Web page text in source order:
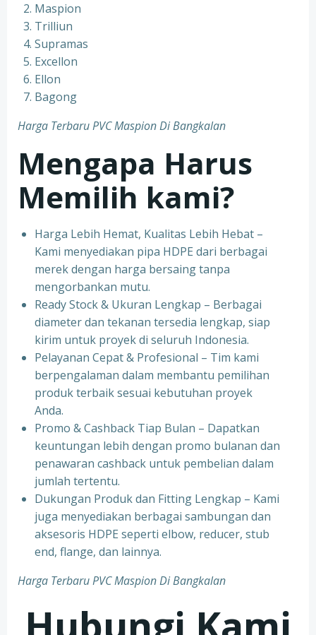
Maspion
Trilliun
Supramas
Excellon
Ellon
Bagong
Harga Terbaru PVC Maspion Di Bangkalan
Mengapa Harus
Memilih kami?
Harga Lebih Hemat, Kualitas Lebih Hebat –
Kami menyediakan pipa HDPE dari berbagai
merek dengan harga bersaing tanpa
mengorbankan mutu.
Ready Stock & Ukuran Lengkap – Berbagai
diameter dan tekanan tersedia lengkap, siap
kirim untuk proyek di seluruh Indonesia.
Pelayanan Cepat & Profesional – Tim kami
berpengalaman dalam membantu pemilihan
produk terbaik sesuai kebutuhan proyek
Anda.
Promo & Cashback Tiap Bulan – Dapatkan
keuntungan lebih dengan promo bulanan dan
penawaran cashback untuk pembelian dalam
jumlah tertentu.
Dukungan Produk dan Fitting Lengkap – Kami
juga menyediakan berbagai sambungan dan
aksesoris HDPE seperti elbow, reducer, stub
end, flange, dan lainnya.
Harga Terbaru PVC Maspion Di Bangkalan